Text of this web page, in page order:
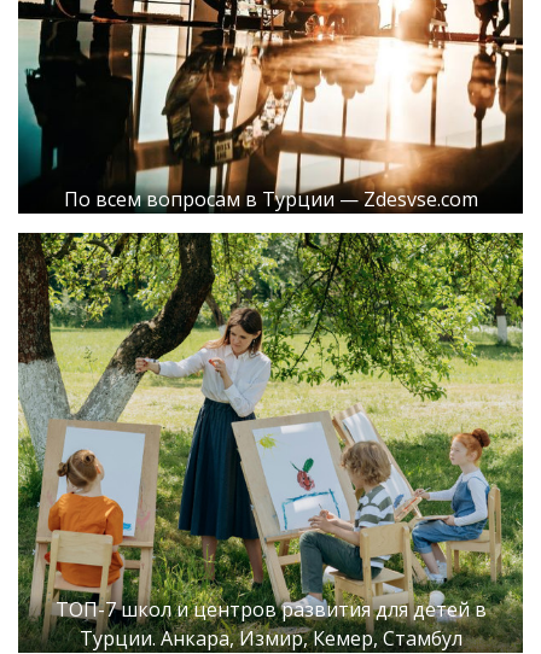
По всем вопросам в Турции — Zdesvse.com
ТОП-7 школ и центров развития для детей в
Турции. Анкара, Измир, Кемер, Стамбул